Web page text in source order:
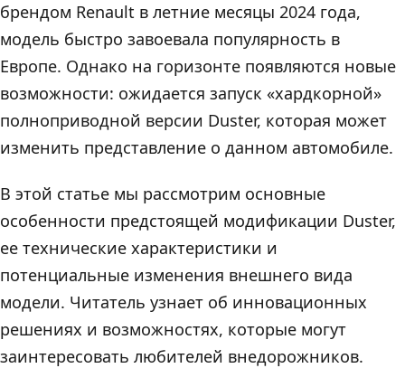
брендом Renault в летние месяцы 2024 года,
модель быстро завоевала популярность в
Европе. Однако на горизонте появляются новые
возможности: ожидается запуск «хардкорной»
полноприводной версии Duster, которая может
изменить представление о данном автомобиле.
В этой статье мы рассмотрим основные
особенности предстоящей модификации Duster,
ее технические характеристики и
потенциальные изменения внешнего вида
модели. Читатель узнает об инновационных
решениях и возможностях, которые могут
заинтересовать любителей внедорожников.